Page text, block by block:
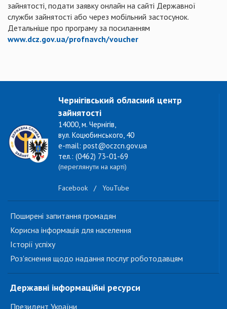
зайнятості, подати заявку онлайн на сайті Державної
служби зайнятості або через мобільний застосунок.
Детальніше про програму за посиланням
www.dcz.gov.ua/profnavch/voucher
Чернігівський обласний центр
зайнятості
14000, м. Чернігів,
вул. Коцюбинського, 40
e-mail: post@oczcn.gov.ua
тел.: (0462) 73-01-69
(переглянути на карті)
Facebook / YouTube
Поширені запитання громадян
Корисна інформація для населення
Історії успіху
Роз'яснення щодо надання послуг роботодавцям
Державні інформаційні ресурси
Президент України